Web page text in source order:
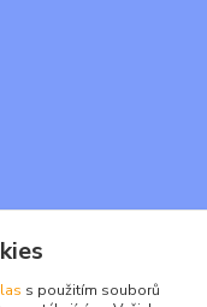
s použitím souborů